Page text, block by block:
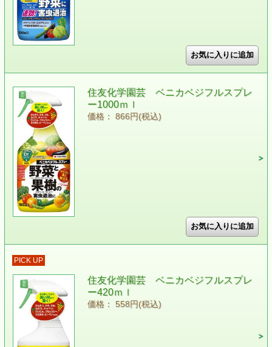
住友化学園芸 ベニカベジフルスプレ
ー1000ｍｌ
価格： 866円(税込)
PICK UP
住友化学園芸 ベニカベジフルスプレ
ー420ｍｌ
価格： 558円(税込)